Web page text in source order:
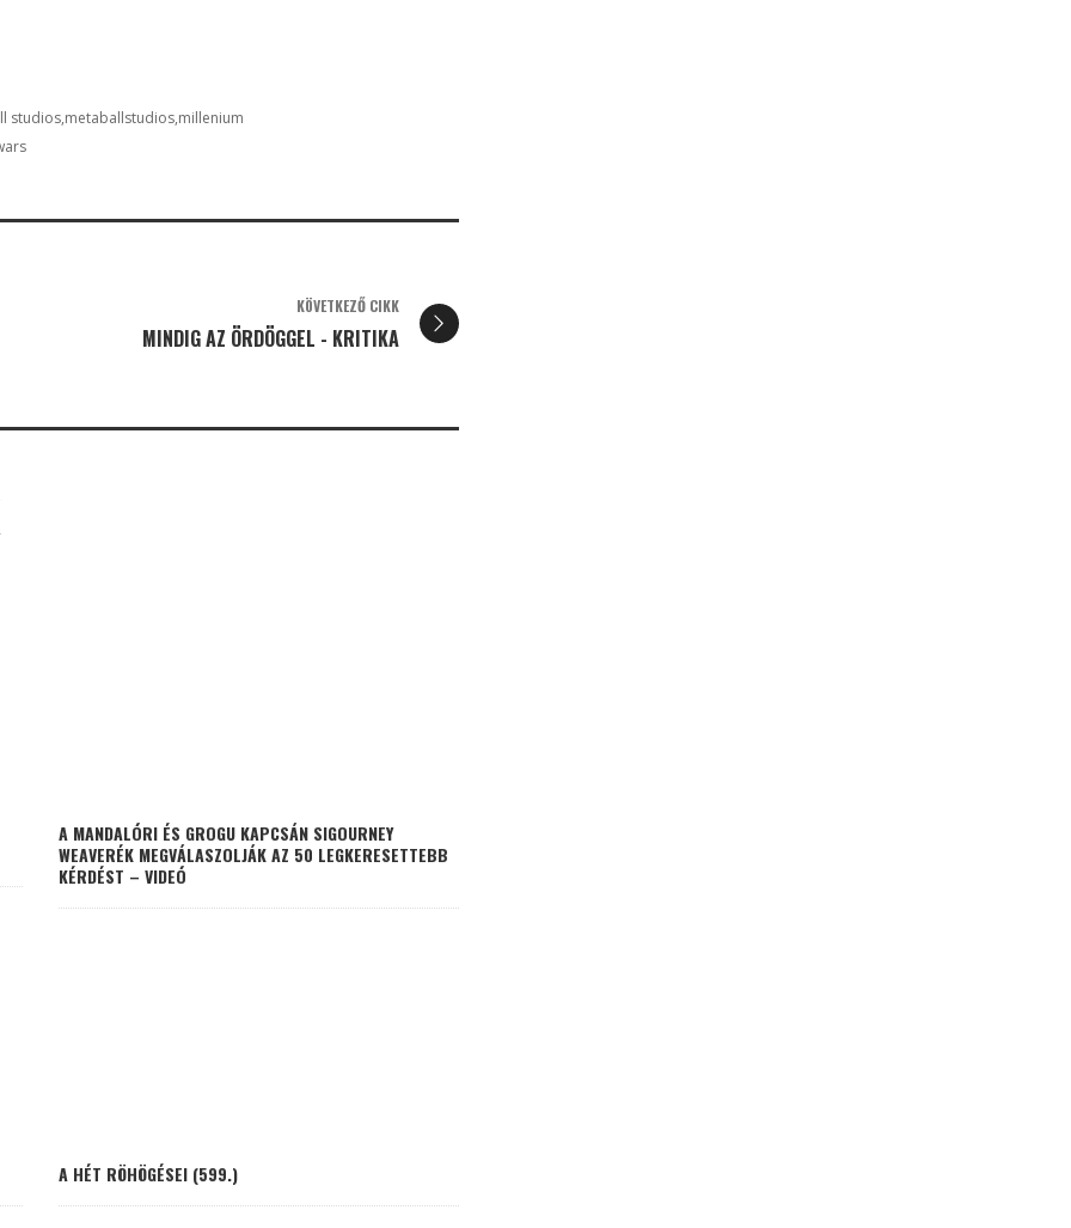
studios metaballstudios millenium
KÖVETKEZŐ CIKK
MINDIG AZ ÖRDÖGGEL - KRITIKA
A MANDALÓRI ÉS GROGU KAPCSÁN SIGOURNEY
WEAVERÉK MEGVÁLASZOLJÁK AZ 50 LEGKERESETTEBB
KÉRDÉST – VIDEÓ
A HÉT RÖHÖGÉSEI (599.)